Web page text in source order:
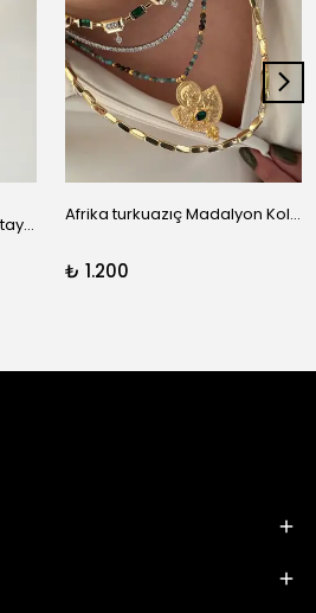
Acı Kahve Büyük Fiyonk Detay Kıskaç Toka Afrika turkuazıç Madalyon Kolye
₺ 1.200